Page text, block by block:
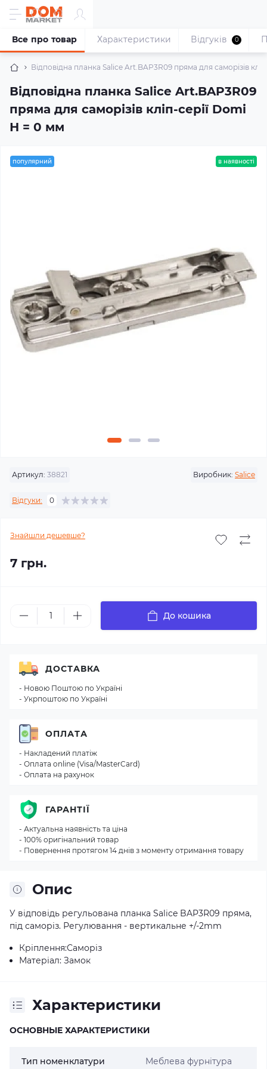
Відповідна планка Salice Art.BAP3R09 пряма для саморізів
Відповідна планка Salice Art.BAP3R09
пряма для саморізів кліп-серії Domi
Н = 0 мм
Все про товар Характеристики Відгуків 0
популярний в наявності
Артикул: 38821 Виробник: Salice
Відгуки: 0
Знайшли дешевше?
7 грн.
До кошика
Опис
У відповідь регульована планка Salice BAP3R09 пряма,
під саморіз. Регулювання - вертикальне +/-2mm
Кріплення:Саморіз
Матеріал: Замок
Характеристики
ОСНОВНЫЕ ХАРАКТЕРИСТИКИ
Тип номенклатури Меблева фурнітура
ДОСТАВКА
- Новою Поштою по Україні
- Укрпоштою по Україні
ОПЛАТА
- Накладений платіж
- Оплата online (Visa/MasterCard)
- Оплата на рахунок
ГАРАНТІЇ
- Актуальна наявність та ціна
- 100% оригінальний товар
- Повернення протягом 14 днів з моменту отримання товару